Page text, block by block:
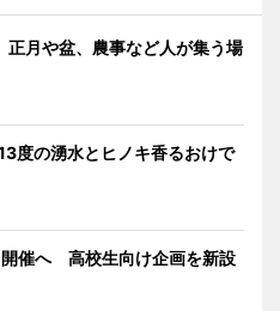
月や盆、農事など人が集う場
度の湧水とヒノキ香るおけで
催へ 高校生向け企画を新設